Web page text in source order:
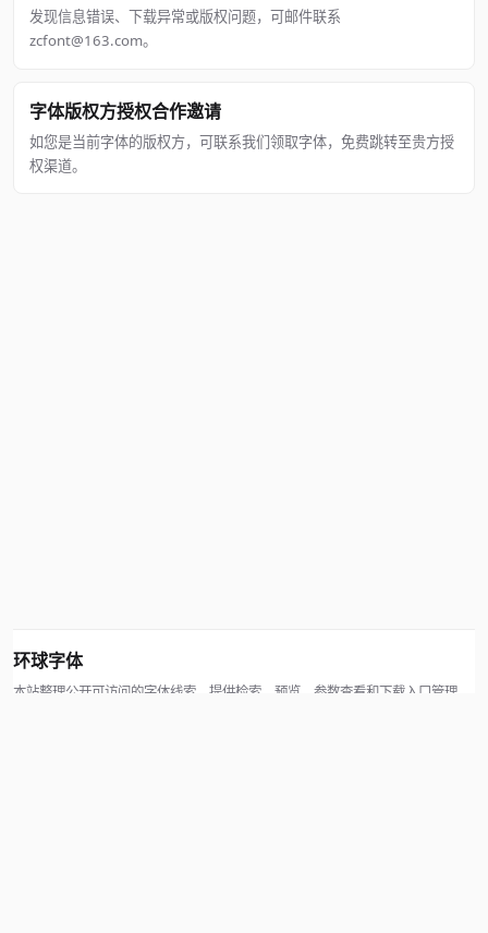
发现信息错误、下载异常或版权问题，可邮件联系
zcfont@163.com。
字体版权方授权合作邀请
如您是当前字体的版权方，可联系我们领取字体，免费跳转至贵方授
权渠道。
环球字体
本站整理公开可访问的字体线索，提供检索、预览、参数查看和下载入口管理。